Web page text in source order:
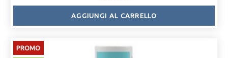
AGGIUNGI AL CARRELLO
PROMO